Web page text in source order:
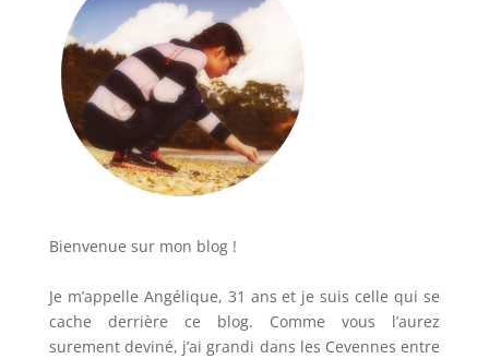
Bienvenue sur mon blog !
Je m’appelle Angélique, 31 ans et je suis celle qui se
cache derrière ce blog. Comme vous l’aurez
surement deviné, j’ai grandi dans les Cevennes entre